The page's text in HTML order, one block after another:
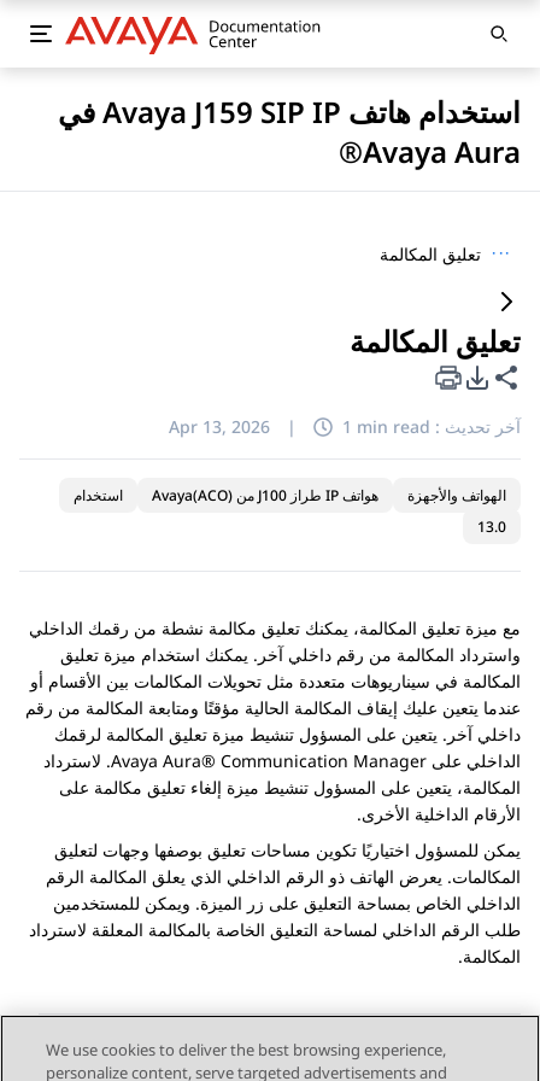
استخدام هاتف Avaya J159 SIP IP في
Avaya Aura®
··· تعليق المكالمة
تعليق المكالمة
مشاركة هذه الصفحة
خيارات تصدير PDF
آخر تحديث : Apr 13, 2026 | 1 min read
الهواتف والأجهزة هواتف IP طراز J100 من Avaya(ACO)
استخدام
13.0
مع ميزة تعليق المكالمة، يمكنك تعليق مكالمة نشطة من رقمك الداخلي
واسترداد المكالمة من رقم داخلي آخر. يمكنك استخدام ميزة تعليق
المكالمة في سيناريوهات متعددة مثل تحويلات المكالمات بين الأقسام أو
عندما يتعين عليك إيقاف المكالمة الحالية مؤقتًا ومتابعة المكالمة من رقم
داخلي آخر. يتعين على المسؤول تنشيط ميزة تعليق المكالمة لرقمك
الداخلي على Avaya Aura® Communication Manager. لاسترداد
المكالمة، يتعين على المسؤول تنشيط ميزة إلغاء تعليق مكالمة على
الأرقام الداخلية الأخرى.
يمكن للمسؤول اختياريًا تكوين مساحات تعليق بوصفها وجهات لتعليق
المكالمات. يعرض الهاتف ذو الرقم الداخلي الذي يعلق المكالمة الرقم
الداخلي الخاص بمساحة التعليق على زر الميزة. ويمكن للمستخدمين
طلب الرقم الداخلي لمساحة التعليق الخاصة بالمكالمة المعلقة لاسترداد
المكالمة.
We use cookies to deliver the best browsing experience,
personalize content, serve targeted advertisements and